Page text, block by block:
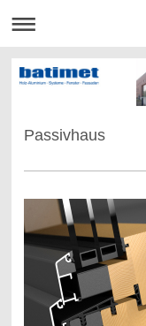
Passivhaus